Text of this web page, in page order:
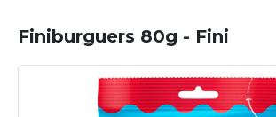
Finiburguers 80g - Fini